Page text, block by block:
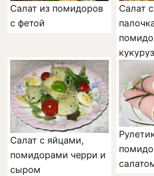
Салат из помидоров
с фетой
Салат
Салат с яйцами,
помидорами черри и
сыром